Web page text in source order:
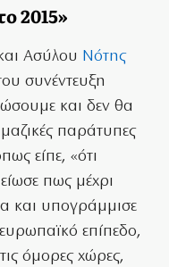
2015»
Ασύλου Νότης
συνέντευξη
και δεν θα
παράτυπες
είπε, «ότι
πως μέχρι
και υπογράμμισε
επίπεδο,
όμορες χώρες,